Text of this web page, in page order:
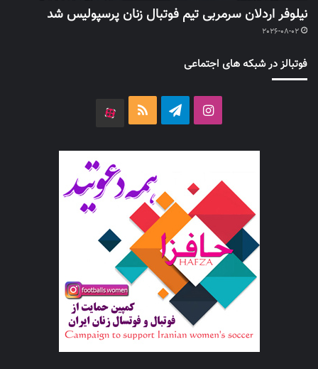
نیلوفر اردلان سرمربی تیم فوتبال زنان پرسپولیس شد
2026-08-02
فوتبالز در شبکه های اجتماعی
اینستاگرامتلگرام خوراک